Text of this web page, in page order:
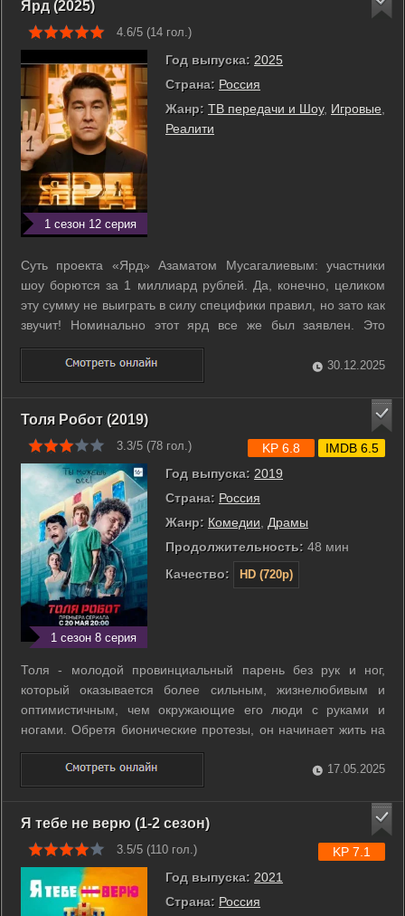
Ярд (2025)
4.6/5 (14 гол.)
1 сезон 12 серия
Год выпуска: 2025
Страна: Россия
Жанр: ТВ передачи и Шоу, Игровые,
Реалити
Суть проекта «Ярд» Азаматом Мусагалиевым: участники
шоу борются за 1 миллиард рублей. Да, конечно, целиком
эту сумму не выиграть в силу специфики правил, но зато как
звучит! Номинально этот ярд все же был заявлен. Это
отправная точка, нулевой километр, от которого 10
участников, берут старт. Каждый из них помещен в
герметичную и комнату три на три ...
30.12.2025
Толя Робот (2019)
3.3/5 (78 гол.)
1 сезон 8 серия
Год выпуска: 2019
Страна: Россия
Жанр: Комедии
Драмы
Продолжительность: 48 мин
Качество:
HD (720p)
KP 6.8 IMDB 6.5
Толя - молодой провинциальный парень без рук и ног,
который оказывается более сильным, жизнелюбивым и
оптимистичным, чем окружающие его люди с руками и
ногами. Обретя бионические протезы, он начинает жить на
полную катушку: борется за лучшую девушку в своём
городе, организует ТСЖ и отстаивает свой дом, включается
в жизнь своих близких и увлекает ...
17.05.2025
Я тебе не верю (1-2 сезон)
3.5/5 (110 гол.)
Год выпуска: 2021
Страна: Россия
KP 7.1